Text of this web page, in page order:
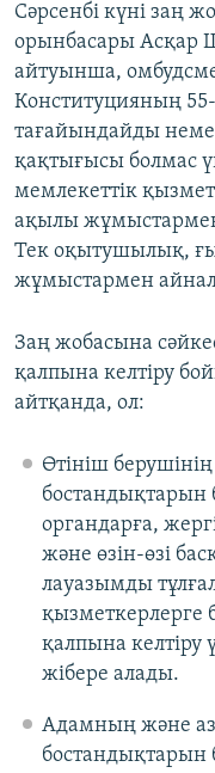
Сәрсенбі күні заң
орынбасары Асқар
айтуынша,
Конституцияның
тағайындайды
қақтығысы болмас
мемлекеттік
ақылы
Тек оқытушылық,
жұмыстармен
Заң жобасына
қалпына келтіру
айтқанда, ол:
Өтініш
бостандықтарын
органдарға,
және өзін-өзі
лауазымды
қызметкерлерге
қалпына келтіру
жібере алады.
Адамның және
бостандықтарын